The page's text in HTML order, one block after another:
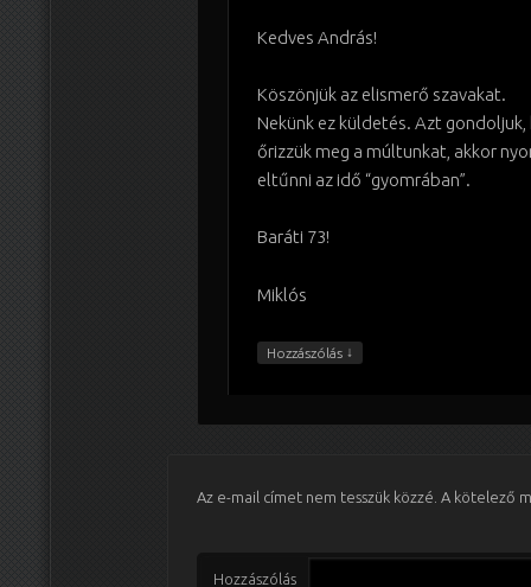
Kedves András!
Köszönjük az elismerő szavakat.
Nekünk ez küldetés. Azt gondoljuk,
őrizzük meg a múltunkat, akkor
eltűnni az idő “gyomrában”.
Baráti 73!
Miklós
Hozzászólás ↓
Az e-mail címet nem tesszük közzé. A kötelező
Hozzászólás